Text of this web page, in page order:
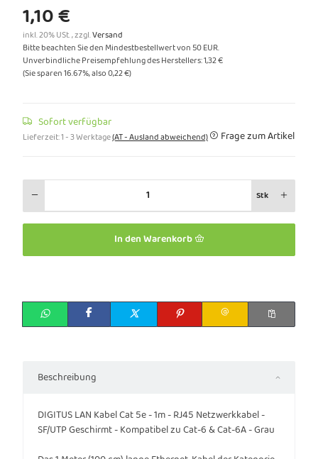
1,10 €
inkl. 20% USt. , zzgl.Versand
Bitte beachten Sie den Mindestbestellwert von 50 EUR.
Unverbindliche Preisempfehlung des Herstellers:1,32 €
(Sie sparen16.67%, also0,22 €)
Sofort verfügbar
Lieferzeit:1 - 3 Werktage(AT - Ausland abweichend) Frage zum Artikel
Stk
In den Warenkorb
Beschreibung
DIGITUS LAN Kabel Cat 5e - 1m - RJ45 Netzwerkkabel -
SF/UTP Geschirmt - Kompatibel zu Cat-6 & Cat-6A - Grau